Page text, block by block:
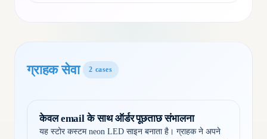
ग्राहक सेवा 2 cases
केवल email के साथ ऑर्डर पूछताछ संभालना
यह स्टोर कस्टम neon LED साइन बनाता है। ग्राहक ने अपने